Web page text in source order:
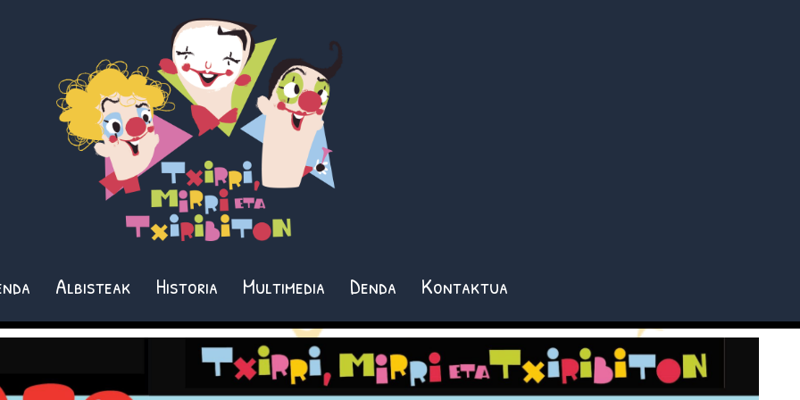
Albisteak Historia Multimedia Denda Kontaktua